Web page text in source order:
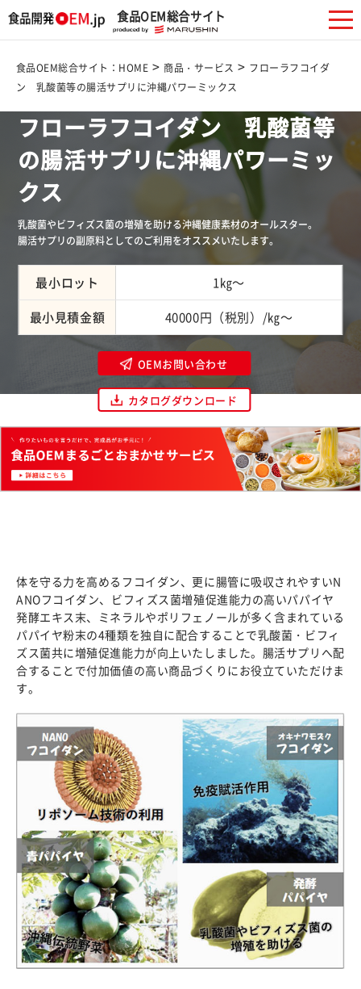
食品OEM総合サイト
食品OEM総合サイト：HOME > 商品・サービス > フローラフコイダ
ン 乳酸菌等の腸活サプリに沖縄パワーミックス
フローラフコイダン 乳酸菌等
の腸活サプリに沖縄パワーミッ
クス
乳酸菌やビフィズス菌の増殖を助ける沖縄健康素材のオールスター。
腸活サプリの副原料としてのご利用をオススメいたします。
最小ロット
1㎏～
最小見積金額
40000円（税別）/㎏～
OEMお問い合わせ
カタログダウンロード
体を守る力を高めるフコイダン、更に腸管に吸収されやすいN
ANOフコイダン、ビフィズス菌増殖促進能力の高いパパイヤ
発酵エキス末、ミネラルやポリフェノールが多く含まれている
パパイヤ粉末の4種類を独自に配合することで乳酸菌・ビフィ
ズス菌共に増殖促進能力が向上いたしました。腸活サプリへ配
合することで付加価値の高い商品づくりにお役立ていただけま
す。